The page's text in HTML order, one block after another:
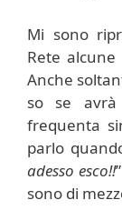
Mi sono
Rete alcune
Anche
so se
frequenta
parlo
adesso esco!!
sono di